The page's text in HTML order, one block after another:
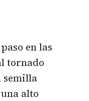
en las
tornado
semilla
alto